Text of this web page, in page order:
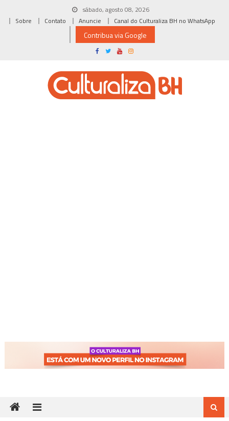
sábado, agosto 08, 2026
Sobre
Contato Anuncie Canal do Culturaliza BH no WhatsApp
Contribua via Google